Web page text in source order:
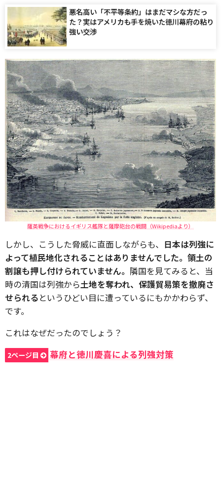
悪名高い「不平等条約」はまだマシな方だっ
た？実はアメリカも手を焼いた徳川幕府の粘り
強い交渉
薩英戦争におけるイギリス艦隊と薩摩砲台の戦闘（Wikipediaより）
しかし、こうした脅威に直面しながらも、 日本は列強に
よって植民地化されることはありませんでした。領土の
割譲も押し付けられていません。 隣国を見てみると、当
時の清国は列強から土地を奪われ、保護貿易策を撤廃さ
せられるというひどい目に遭っているにもかかわらず、
です。
これはなぜだったのでしょう？
2ページ目 幕府と徳川慶喜による列強対策